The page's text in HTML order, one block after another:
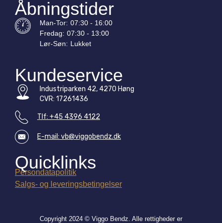
Åbningstider
Man-Tor: 07:30 - 16:00
Fredag: 07:30 - 13:00
Lør-Søn: Lukket
Kundeservice
Industriparken 42, 4270 Høng
CVR: 17261436
Tlf: +45 4396 4122
E-mail: vb@viggobendz.dk
Quicklinks
Persondatapolitik
Salgs- og leveringsbetingelser
Copyright 2024 © Viggo Bendz. Alle rettigheder er